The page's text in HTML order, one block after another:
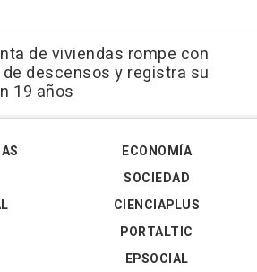
de viviendas rompe con
descensos y registra su
19 años
ECONOMÍA
SOCIEDAD
CIENCIAPLUS
PORTALTIC
EPSOCIAL